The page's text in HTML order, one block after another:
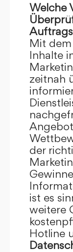
Welche
Mit
Inhalte
zeitnah
der
ist es
weitere
Hotline